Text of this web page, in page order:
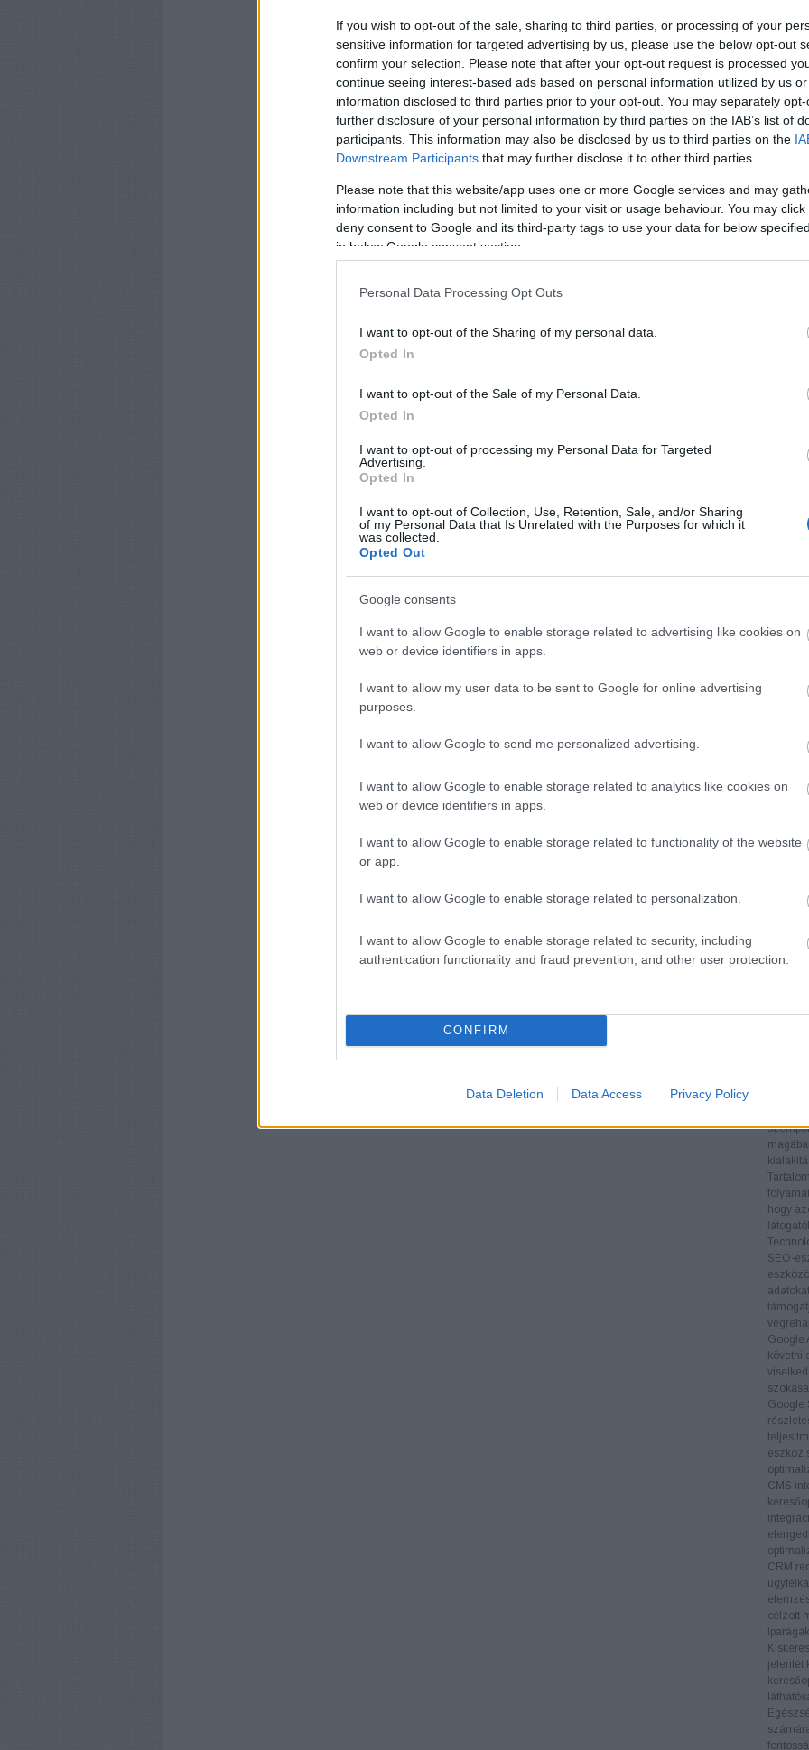
If you wish to opt-out of the sale, sharing to third parties, or processing of your
sensitive information for targeted advertising by us, please use the below opt-out
confirm your selection. Please note that after your opt-out request is processed
continue seeing interest-based ads based on personal information utilized by us
information disclosed to third parties prior to your opt-out. You may separately
further disclosure of your personal information by third parties on the IAB’s list of
participants. This information may also be disclosed by us to third parties on the
Downstream Participants that may further disclose it to other third parties.
Please note that this website/app uses one or more Google services and may
information including but not limited to your visit or usage behaviour. You may
deny consent to Google and its third-party tags to use your data for below
in below Google consent section.
Personal Data Processing Opt Outs
I want to opt-out of the Sharing of my personal data.
Opted In
I want to opt-out of the Sale of my Personal Data.
Opted In
I want to opt-out of processing my Personal Data for Targeted
Advertising.
Opted In
I want to opt-out of Collection, Use, Retention, Sale, and/or Sharing
of my Personal Data that Is Unrelated with the Purposes for which it
was collected.
Opted Out
Google consents
I want to allow Google to enable storage related to advertising like cookies on
web or device identifiers in apps.
I want to allow my user data to be sent to Google for online advertising
purposes.
I want to allow Google to send me personalized advertising.
I want to allow Google to enable storage related to analytics like cookies on
web or device identifiers in apps.
I want to allow Google to enable storage related to functionality of the website
or app.
I want to allow Google to enable storage related to personalization.
I want to allow Google to enable storage related to security, including
authentication functionality and fraud prevention, and other user protection.
CONFIRM
Data Deletion Data Access Privacy Policy
5.
8.
9.
10.
SEO
segít
a jobb
üzleti
célja,
több
Javított
SEO
nyújt a
és
oldal
hogy
SEO-
Google
követni
Google
eszköz
CMS
CRM
célzott
Iparágak
jelenlét